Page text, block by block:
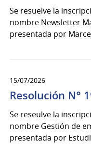
Se resuelve la
nombre Newsletter
presentada por
15/07/2026
Resolución N°
Se reseulve la
nombre Gestión de
presentada por